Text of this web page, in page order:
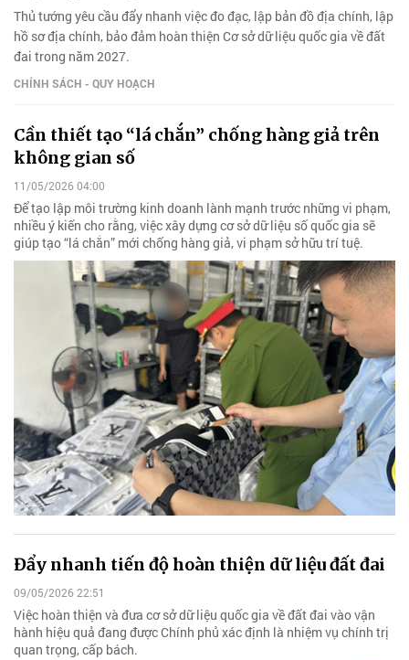
Thủ tướng yêu cầu đẩy nhanh việc đo đạc, lập bản đồ địa chính, lập
hồ sơ địa chính, bảo đảm hoàn thiện Cơ sở dữ liệu quốc gia về đất
đai trong năm 2027.
CHÍNH SÁCH - QUY HOẠCH
Cần thiết tạo “lá chắn” chống hàng giả trên
không gian số
11/05/2026 04:00
Để tạo lập môi trường kinh doanh lành mạnh trước những vi phạm,
nhiều ý kiến cho rằng, việc xây dựng cơ sở dữ liệu số quốc gia sẽ
giúp tạo “lá chắn” mới chống hàng giả, vi phạm sở hữu trí tuệ.
Đẩy nhanh tiến độ hoàn thiện dữ liệu đất đai
09/05/2026 22:51
Việc hoàn thiện và đưa cơ sở dữ liệu quốc gia về đất đai vào vận
hành hiệu quả đang được Chính phủ xác định là nhiệm vụ chính trị
quan trọng, cấp bách.